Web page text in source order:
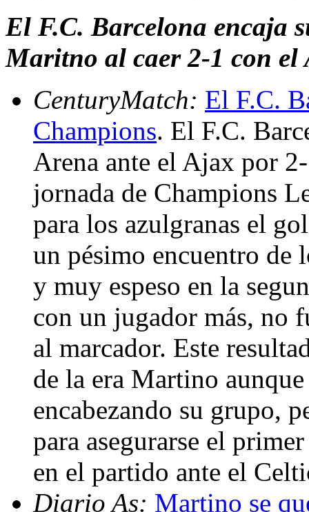
El F.C. Barcelona encaja
Maritno al caer 2-1 con el
CenturyMatch: El F.C.
Champions. El F.C.
Arena ante el Ajax por
jornada de Champions
para los azulgranas el
un pésimo encuentro de
y muy espeso en la
con un jugador más, no
al marcador. Este
de la era Martino
encabezando su grupo,
para asegurarse el
en el partido ante el
Diario As: Martino se